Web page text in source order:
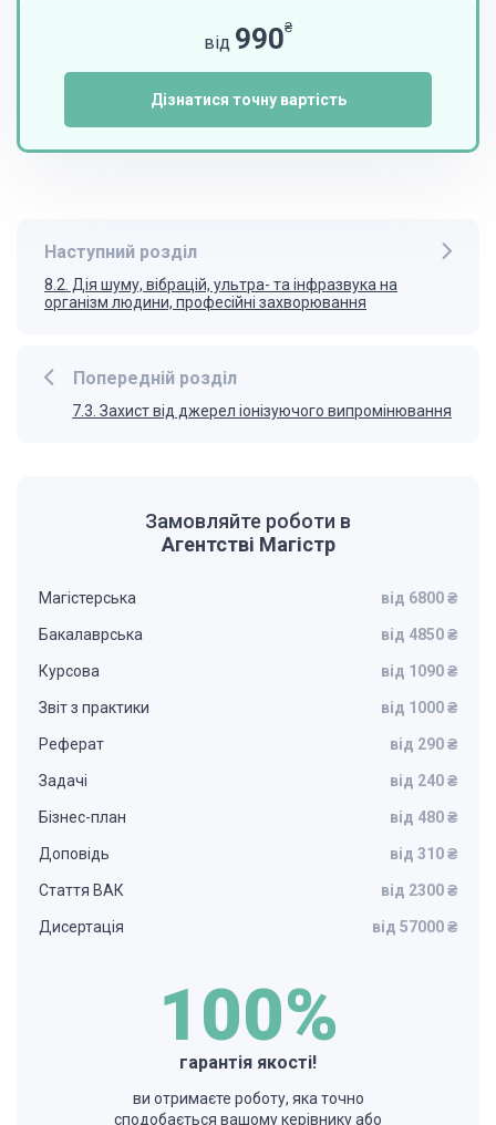
від 990₴
Дізнатися точну вартість
Попередній розділ
7.3. Захист від джерел іонізуючого випромінювання
Наступний розділ
8.2. Дія шуму, вібрацій, ультра- та інфразвука на
організм людини, професійні захворювання
Замовляйте роботи в
Агентстві Магістр
Магістерська від 6800 ₴
Бакалаврська від 4850 ₴
Курсова від 1090 ₴
Звіт з практики від 1000 ₴
Реферат від 290 ₴
Задачі від 240 ₴
Бізнес-план від 480 ₴
Доповідь від 310 ₴
Стаття ВАК від 2300 ₴
Дисертація від 57000 ₴
100%
гарантія якості!
ви отримаєте роботу, яка точно
сподобається вашому керівнику або